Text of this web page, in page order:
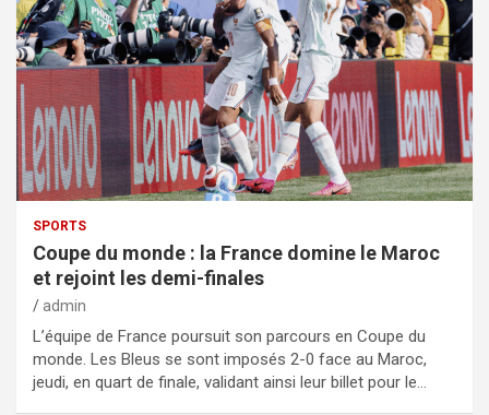
SPORTS
Coupe du monde : la France domine le Maroc
et rejoint les demi-finales
admin
L’équipe de France poursuit son parcours en Coupe du
monde. Les Bleus se sont imposés 2-0 face au Maroc,
jeudi, en quart de finale, validant ainsi leur billet pour le…